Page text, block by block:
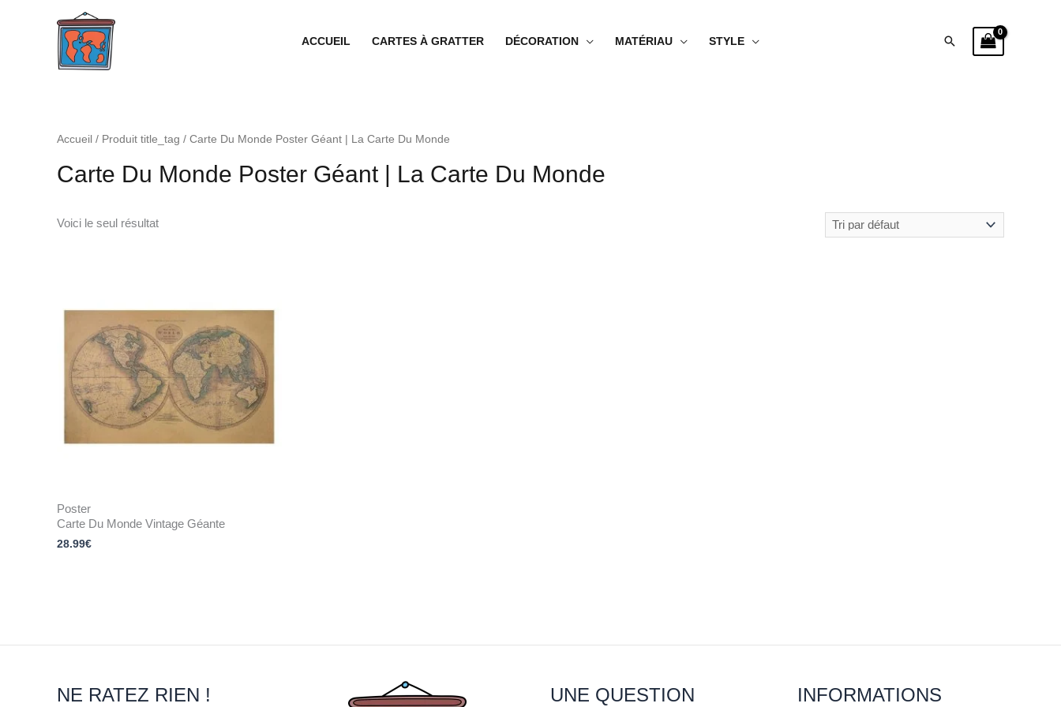
ACCUEIL CARTES À GRATTER DÉCORATION MATÉRIAU STYLE Rechercher
Accueil / Produit title_tag / Carte Du Monde Poster Géant | La Carte Du Monde
Carte Du Monde Poster Géant | La Carte Du Monde
Voici le seul résultat
Poster
Carte Du Monde Vintage Géante
28.99€
NE RATEZ RIEN ! UNE QUESTION INFORMATIONS